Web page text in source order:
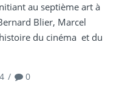
au septième art à
Blier, Marcel
du cinéma et du
/ 0